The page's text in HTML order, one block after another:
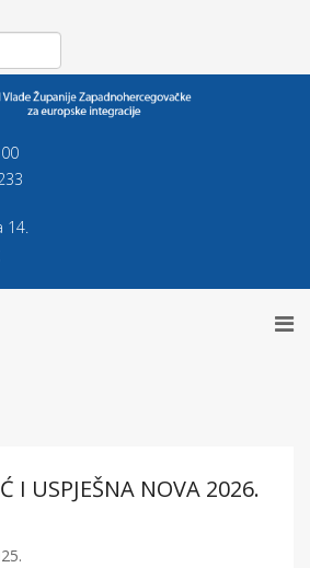
14.
I USPJEŠNA NOVA 2026.